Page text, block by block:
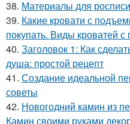
38. Материалы для
39. Какие кровати с
покупать. Виды кроватей
40. Заголовок 1: Как
душа: простой рецепт
41. Создание идеальной
советы
42. Новогодний камин из
Камин своими руками